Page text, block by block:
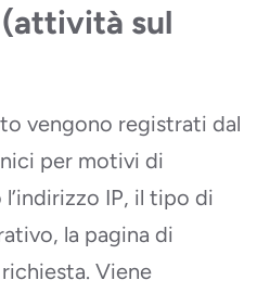
sul
vengono registrati dal
per motivi di
IP, il tipo di
la pagina di
Viene